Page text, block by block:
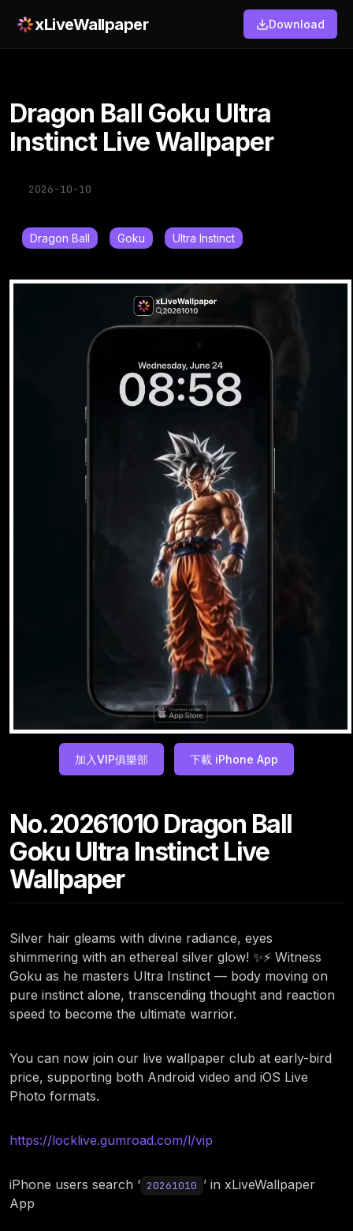
xLiveWallpaper Download
Dragon Ball Goku Ultra
Instinct Live Wallpaper
2026-10-10
Dragon Ball Goku Ultra Instinct
加入VIP俱樂部 下載 iPhone App
No.20261010 Dragon Ball
Goku Ultra Instinct Live
Wallpaper
Silver hair gleams with divine radiance, eyes
shimmering with an ethereal silver glow! ✨⚡ Witness
Goku as he masters Ultra Instinct — body moving on
pure instinct alone, transcending thought and reaction
speed to become the ultimate warrior.
You can now join our live wallpaper club at early-bird
price, supporting both Android video and iOS Live
Photo formats.
https://locklive.gumroad.com/l/vip
iPhone users search ‘ 20261010 ’ in xLiveWallpaper
App